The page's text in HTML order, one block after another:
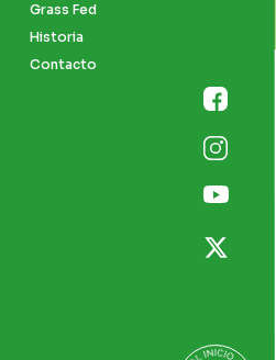
Grass Fed
Historia
Contacto